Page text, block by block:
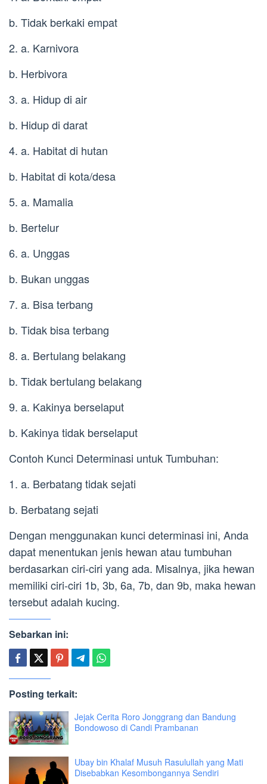
b. Tidak berkaki empat
2. a. Karnivora
b. Herbivora
3. a. Hidup di air
b. Hidup di darat
4. a. Habitat di hutan
b. Habitat di kota/desa
5. a. Mamalia
b. Bertelur
6. a. Unggas
b. Bukan unggas
7. a. Bisa terbang
b. Tidak bisa terbang
8. a. Bertulang belakang
b. Tidak bertulang belakang
9. a. Kakinya berselaput
b. Kakinya tidak berselaput
Contoh Kunci Determinasi untuk Tumbuhan:
1. a. Berbatang tidak sejati
b. Berbatang sejati
Dengan menggunakan kunci determinasi ini, Anda
dapat menentukan jenis hewan atau tumbuhan
berdasarkan ciri-ciri yang ada. Misalnya, jika hewan
memiliki ciri-ciri 1b, 3b, 6a, 7b, dan 9b, maka hewan
tersebut adalah kucing.
Sebarkan ini:
Posting terkait:
Jejak Cerita Roro Jonggrang dan Bandung
Bondowoso di Candi Prambanan
Ubay bin Khalaf Musuh Rasulullah yang Mati
Disebabkan Kesombongannya Sendiri